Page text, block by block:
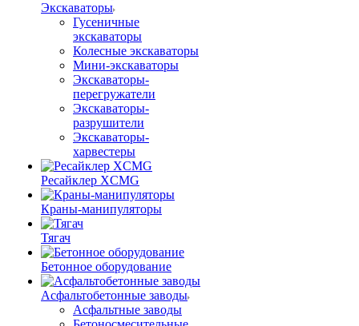
Экскаваторы
Гусеничные
экскаваторы
Колесные экскаваторы
Мини-экскаваторы
Экскаваторы-
перегружатели
Экскаваторы-
разрушители
Экскаваторы-
харвестеры
Ресайклер XCMG
Краны-манипуляторы
Тягач
Бетонное оборудование
Асфальтобетонные заводы
Асфальтные заводы